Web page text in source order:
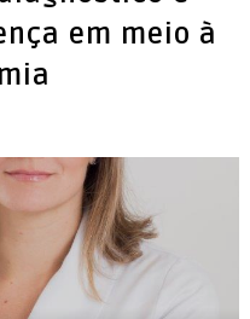
em meio à